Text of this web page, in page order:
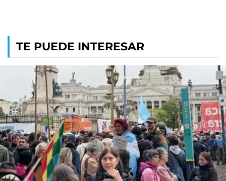
TE PUEDE INTERESAR